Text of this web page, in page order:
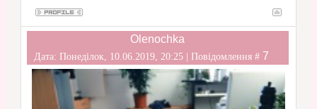
Olenochka
Дата: Понеділок, 10.06.2019, 20:25 | Повідомлення # 7